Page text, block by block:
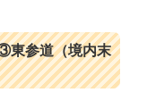
東参道（境内末